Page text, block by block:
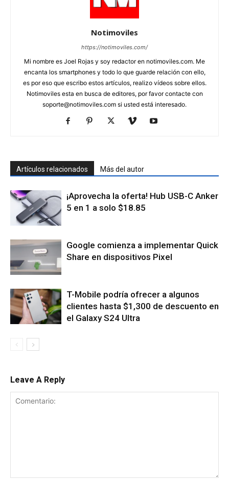
Notimoviles
https://notimoviles.com/
Mi nombre es Joel Rojas y soy redactor en notimoviles.com. Me
encanta los smartphones y todo lo que guarde relación con ello,
es por eso que escribo estos artículos, realizo vídeos sobre ellos.
Notimoviles esta en busca de editores, por favor contacte con
soporte@notimoviles.com si usted está interesado.
Artículos relacionados Más del autor
¡Aprovecha la oferta! Hub USB-C Anker
5 en 1 a solo $18.85
Google comienza a implementar Quick
Share en dispositivos Pixel
T-Mobile podría ofrecer a algunos
clientes hasta $1,300 de descuento en
el Galaxy S24 Ultra
Leave A Reply